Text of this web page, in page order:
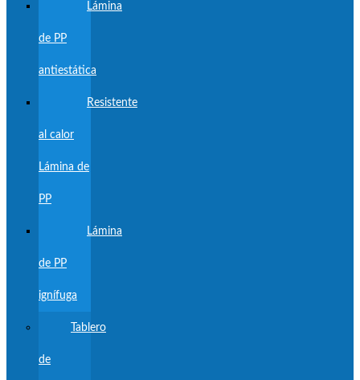
Lámina
de PP
antiestática
Resistente
al calor
Lámina de
PP
Lámina
de PP
ignífuga
Tablero
de